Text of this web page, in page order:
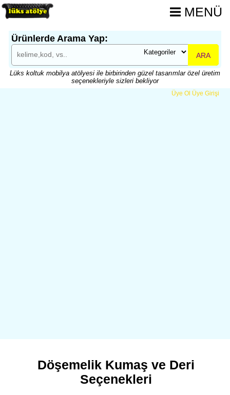
MENÜ
Ürünlerde Arama Yap:
ARA
Lüks koltuk mobilya atölyesi ile birbirinden güzel tasarımlar özel üretim
seçenekleriyle sizleri bekliyor
Üye Ol Üye Girişi
Döşemelik Kumaş ve Deri
Seçenekleri